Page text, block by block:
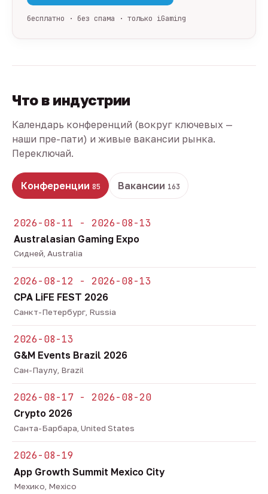
бесплатно · без спама · только iGaming
Что в индустрии
Календарь конференций (вокруг ключевых —
наши пре-пати) и живые вакансии рынка.
Переключай.
Конференции 85 Вакансии 163
2026-08-11 - 2026-08-13
Australasian Gaming Expo
Сидней, Australia
2026-08-12 - 2026-08-13
CPA LiFE FEST 2026
Санкт-Петербург, Russia
2026-08-13
G&M Events Brazil 2026
Сан-Паулу, Brazil
2026-08-17 - 2026-08-20
Crypto 2026
Санта-Барбара, United States
2026-08-19
App Growth Summit Mexico City
Мехико, Mexico